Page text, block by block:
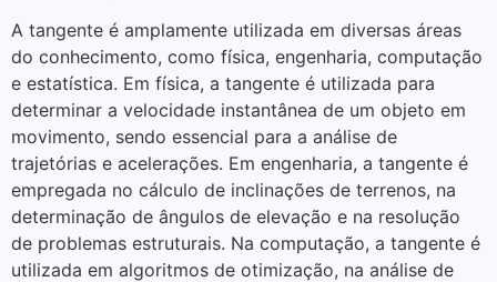
A tangente é amplamente utilizada em diversas áreas
do conhecimento, como física, engenharia, computação
e estatística. Em física, a tangente é utilizada para
determinar a velocidade instantânea de um objeto em
movimento, sendo essencial para a análise de
trajetórias e acelerações. Em engenharia, a tangente é
empregada no cálculo de inclinações de terrenos, na
determinação de ângulos de elevação e na resolução
de problemas estruturais. Na computação, a tangente é
utilizada em algoritmos de otimização, na análise de